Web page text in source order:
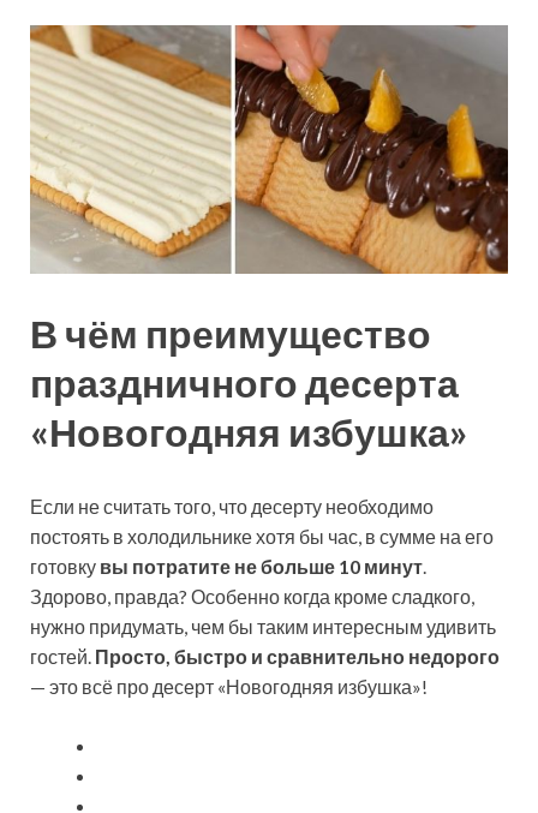
В чём преимущество
праздничного десерта
«Новогодняя избушка»
Если не считать того, что десерту необходимо
постоять в холодильнике хотя бы час, в сумме на его
готовку вы потратите не больше 10 минут.
Здорово, правда? Особенно когда кроме сладкого,
нужно придумать, чем бы таким интересным удивить
гостей. Просто, быстро и сравнительно недорого
— это всё про десерт «Новогодняя избушка»!